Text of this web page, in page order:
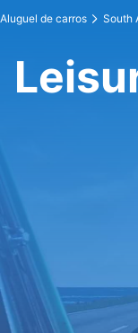
Aluguel de carros South